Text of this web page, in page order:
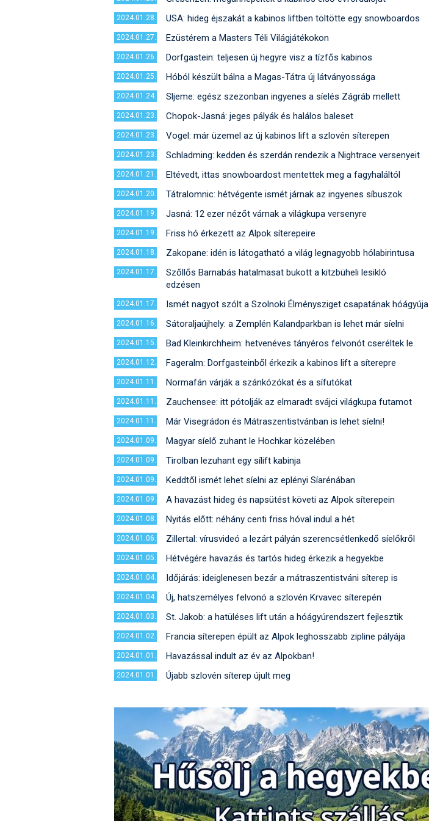
2024.01.28. USA: hideg éjszakát a kabinos liftben töltötte egy snowboardos
2024.01.27. Ezüstérem a Masters Téli Világjátékokon
2024.01.26. Dorfgastein: teljesen új hegyre visz a tízfős kabinos
2024.01.25. Hóból készült bálna a Magas-Tátra új látványossága
2024.01.24. Sljeme: egész szezonban ingyenes a síelés Zágráb mellett
2024.01.23. Chopok-Jasná: jeges pályák és halálos baleset
2024.01.23. Vogel: már üzemel az új kabinos lift a szlovén síterepen
2024.01.23. Schladming: kedden és szerdán rendezik a Nightrace versenyeit
2024.01.21. Eltévedt, ittas snowboardost mentettek meg a fagyhaláltól
2024.01.20. Tátralomnic: hétvégente ismét járnak az ingyenes síbuszok
2024.01.19. Jasná: 12 ezer nézőt várnak a világkupa versenyre
2024.01.19. Friss hó érkezett az Alpok síterepeire
2024.01.18. Zakopane: idén is látogatható a világ legnagyobb hólabirintusa
2024.01.17.
Szőllős Barnabás hatalmasat bukott a kitzbüheli lesikló
edzésen
2024.01.17. Ismét nagyot szólt a Szolnoki Élménysziget csapatának hóágyúja
2024.01.16. Sátoraljaújhely: a Zemplén Kalandparkban is lehet már síelni
2024.01.15. Bad Kleinkirchheim: hetvenéves tányéros felvonót cseréltek le
2024.01.12. Fageralm: Dorfgasteinből érkezik a kabinos lift a síterepre
2024.01.11. Normafán várják a szánkózókat és a sífutókat
2024.01.11. Zauchensee: itt pótolják az elmaradt svájci világkupa futamot
2024.01.11. Már Visegrádon és Mátraszentistvánban is lehet síelni!
2024.01.09. Magyar síelő zuhant le Hochkar közelében
2024.01.09. Tirolban lezuhant egy sílift kabinja
2024.01.09. Keddtől ismét lehet síelni az eplényi Síarénában
2024.01.09. A havazást hideg és napsütést követi az Alpok síterepein
2024.01.08. Nyitás előtt: néhány centi friss hóval indul a hét
2024.01.06. Zillertal: vírusvideó a lezárt pályán szerencsétlenkedő síelőkről
2024.01.05. Hétvégére havazás és tartós hideg érkezik a hegyekbe
2024.01.04. Időjárás: ideiglenesen bezár a mátraszentistváni síterep is
2024.01.04. Új, hatszemélyes felvonó a szlovén Krvavec síterepén
2024.01.03. St. Jakob: a hatüléses lift után a hóágyúrendszert fejlesztik
2024.01.02. Francia síterepen épült az Alpok leghosszabb zipline pályája
2024.01.01. Havazással indult az év az Alpokban!
2024.01.01. Újabb szlovén síterep újult meg